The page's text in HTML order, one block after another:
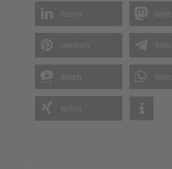
teilen teilen
teilen
teilen teilen
teilen